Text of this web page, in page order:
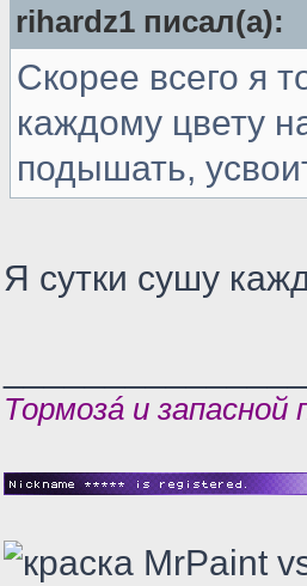
rihardz1 писал(а):
Скорее всего я
каждому цвету
подышать,
Я сутки сушу
Тормозá и